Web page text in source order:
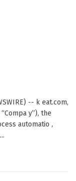
-- k eat.com,
y”), the
automatio ,